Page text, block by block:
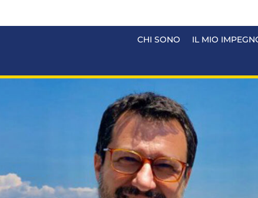
CHI SONO IL MIO